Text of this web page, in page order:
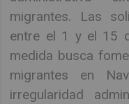
migrantes. Las
entre el 1 y el 15
medida busca
migrantes en
irregularidad